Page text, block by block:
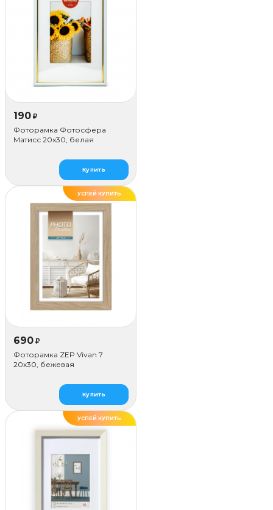
190 ₽
Фоторамка Фотосфера
Матисс 20x30, белая
Купить
УСПЕЙ КУПИТЬ
690 ₽
Фоторамка ZEP Vivan 7
20x30, бежевая
Купить
УСПЕЙ КУПИТЬ